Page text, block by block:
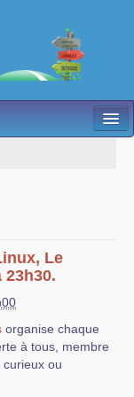
Le
23h30.
organise chaque
à tous, membre
curieux ou